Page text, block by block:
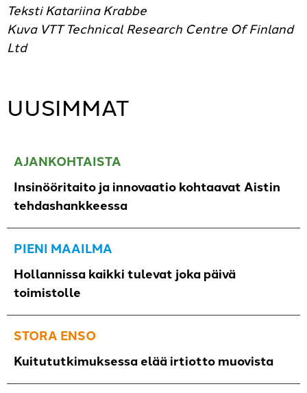
Teksti Katariina Krabbe
Kuva VTT Technical Research Centre Of Finland
Ltd
UUSIMMAT
AJANKOHTAISTA
Insinööritaito ja innovaatio kohtaavat Aistin
tehdashankkeessa
PIENI MAAILMA
Hollannissa kaikki tulevat joka päivä
toimistolle
STORA ENSO
Kuitututkimuksessa elää irtiotto muovista